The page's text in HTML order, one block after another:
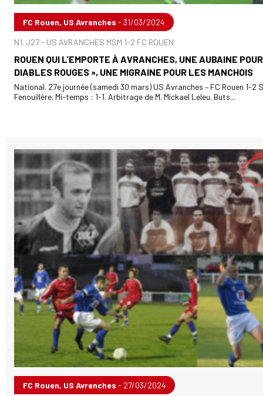
FC Rouen, US Avranches - 31/03/2024
N1. J27 - US AVRANCHES MSM 1-2 FC ROUEN
ROUEN QUI L'EMPORTE À AVRANCHES, UNE AUBAINE
DIABLES ROUGES », UNE MIGRAINE POUR LES MANCHOIS
National. 27e journée (samedi 30 mars) US Avranches – FC Rouen 1-2
Fenouillère. Mi-temps : 1-1. Arbitrage de M. Mickael Leleu. Buts...
FC Rouen, US Avranches - 27/03/2024